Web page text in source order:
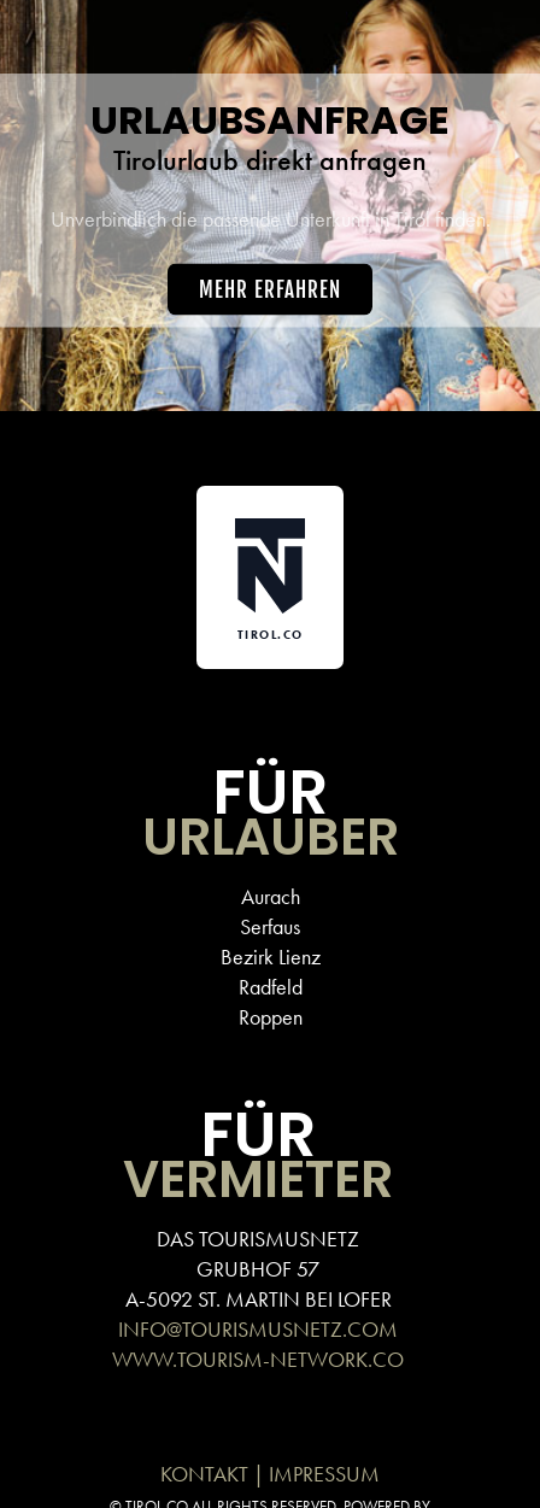
URLAUBSANFRAGE
Tirolurlaub direkt anfragen
Unverbindlich die passende Unterkunft in Tirol finden.
MEHR ERFAHREN
TIROL.CO
FÜR
URLAUBER
Aurach
Serfaus
Bezirk Lienz
Radfeld
Roppen
FÜR
VERMIETER
DAS TOURISMUSNETZ
GRUBHOF 57
A-5092 ST. MARTIN BEI LOFER
INFO@TOURISMUSNETZ.COM
WWW.TOURISM-NETWORK.CO
KONTAKT | IMPRESSUM